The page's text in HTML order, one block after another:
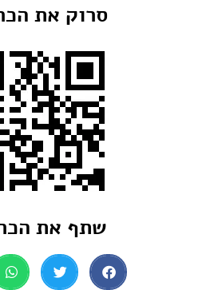
סרוק את
שתף את